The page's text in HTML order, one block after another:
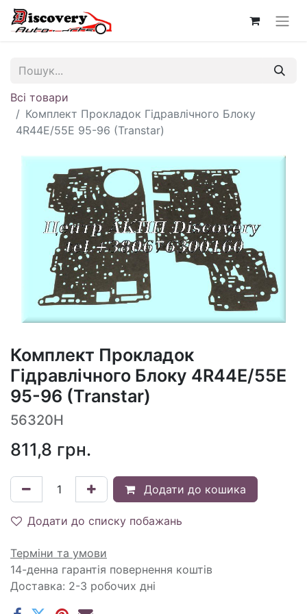
Всі товари
Комплект Прокладок Гідравлічного Блоку
4R44E/55E 95-96 (Transtar)
Комплект Прокладок
Гідравлічного Блоку 4R44E/55E
95-96 (Transtar)
56320H
811,8 грн.
Додати до кошика
Додати до списку побажань
Терміни та умови
14-денна гарантія повернення коштів
Доставка: 2-3 робочих дні